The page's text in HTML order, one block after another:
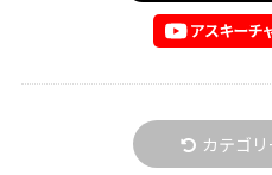
カテゴ